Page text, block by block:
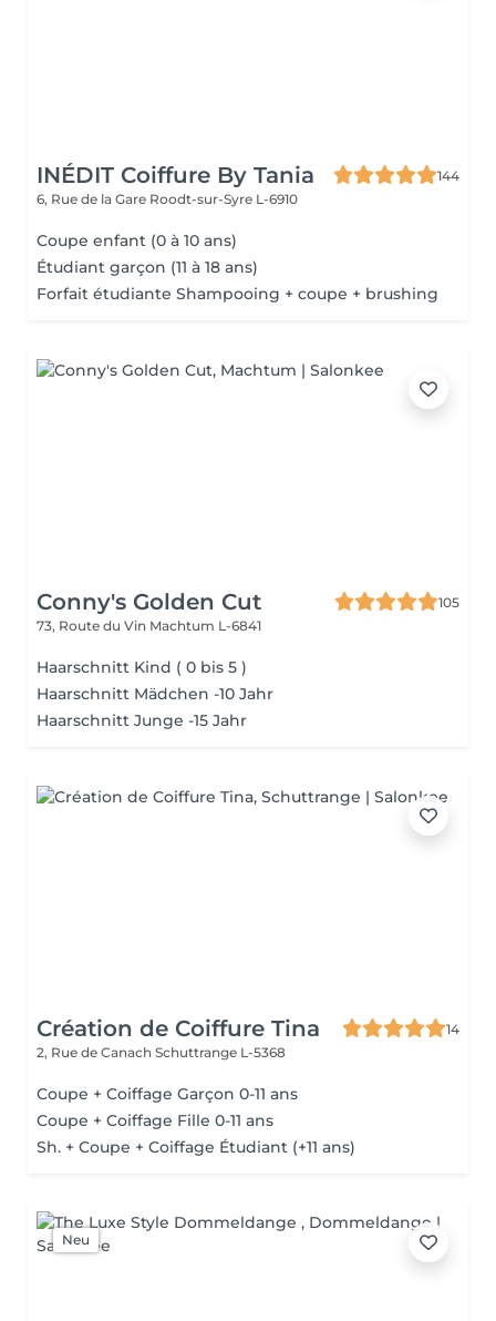
INÉDIT Coiffure By Tania
144
6, Rue de la Gare Roodt-sur-Syre L-6910
Coupe enfant (0 à 10 ans)
Étudiant garçon (11 à 18 ans)
Forfait étudiante Shampooing + coupe + brushing
Conny's Golden Cut
105
73, Route du Vin Machtum L-6841
Haarschnitt Kind ( 0 bis 5 )
Haarschnitt Mädchen -10 Jahr
Haarschnitt Junge -15 Jahr
Création de Coiffure Tina
14
2, Rue de Canach Schuttrange L-5368
Coupe + Coiffage Garçon 0-11 ans
Coupe + Coiffage Fille 0-11 ans
Sh. + Coupe + Coiffage Étudiant (+11 ans)
Neu